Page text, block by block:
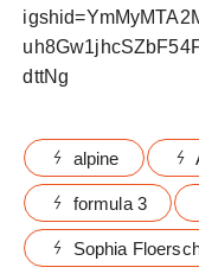
dttNg
alpine
formula 3
Sophia